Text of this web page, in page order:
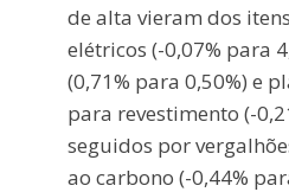
de alta vieram dos
elétricos (-0,07% para
(0,71% para 0,50%) e
para revestimento (-
seguidos por
ao carbono (-0,44%